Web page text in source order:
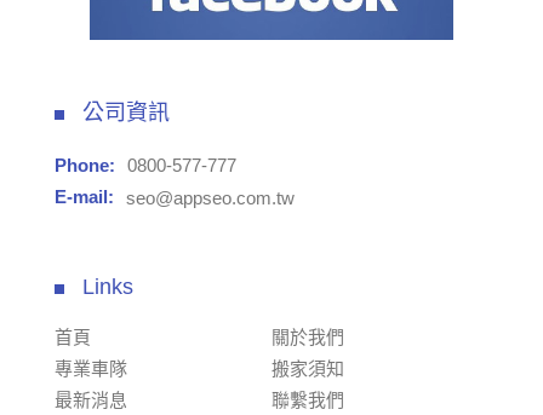
公司資訊
Phone:
0800-577-777
E-mail:
seo@appseo.com.tw
Links
首頁
關於我們
專業車隊
搬家須知
最新消息
聯繫我們